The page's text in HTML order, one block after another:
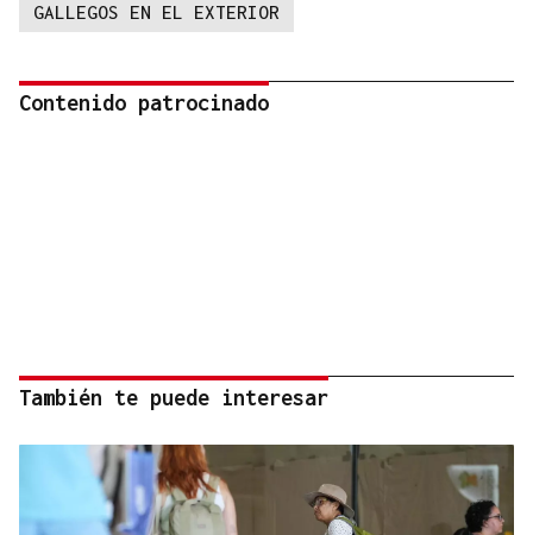
GALLEGOS EN EL EXTERIOR
Contenido patrocinado
También te puede interesar